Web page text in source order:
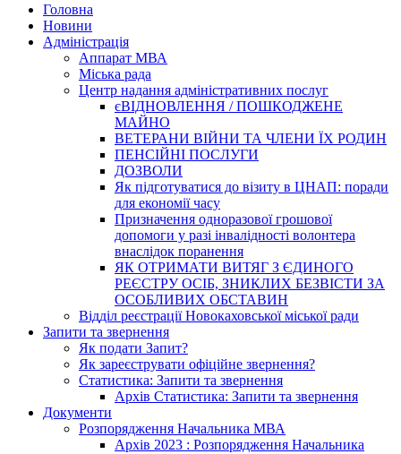
content
Головна
Новини
Адміністрація
Аппарат МВА
Міська рада
Центр надання адміністративних послуг
єВІДНОВЛЕННЯ / ПОШКОДЖЕНЕ
МАЙНО
ВЕТЕРАНИ ВІЙНИ ТА ЧЛЕНИ ЇХ РОДИН
ПЕНСІЙНІ ПОСЛУГИ
ДОЗВОЛИ
Як підготуватися до візиту в ЦНАП: поради
для економії часу
Призначення одноразової грошової
допомоги у разі інвалідності волонтера
внаслідок поранення
ЯК ОТРИМАТИ ВИТЯГ З ЄДИНОГО
РЕЄСТРУ ОСІБ, ЗНИКЛИХ БЕЗВІСТИ ЗА
ОСОБЛИВИХ ОБСТАВИН
Відділ реєстрації Новокаховської міської ради
Запити та звернення
Як подати Запит?
Як зареєструвати офіційне звернення?
Статистика: Запити та звернення
Архів Статистика: Запити та звернення
Документи
Розпорядження Начальника МВА
Архів 2023 : Розпорядження Начальника